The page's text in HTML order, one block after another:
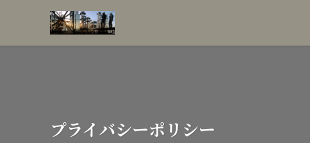
プライバシーポリシー